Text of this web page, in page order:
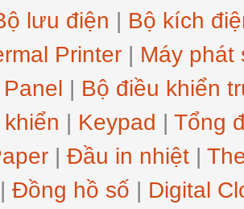
lưu điện | Bộ kích
Printer | Máy phát
| Bộ điều khiển
| Keypad | Tổng
| Đầu in nhiệt |
| Đồng hồ số | Digital